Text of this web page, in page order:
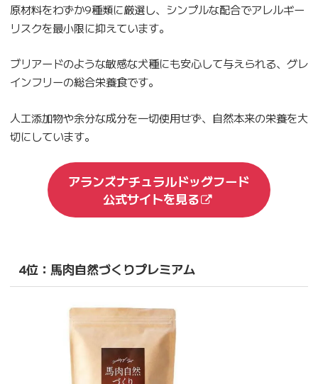
原材料をわずか9種類に厳選し、シンプルな配合でアレルギー
リスクを最小限に抑えています。
ブリアードのような敏感な犬種にも安心して与えられる、グレ
インフリーの総合栄養食です。
人工添加物や余分な成分を一切使用せず、自然本来の栄養を大
切にしています。
アランズナチュラルドッグフード
公式サイトを見る
4位：馬肉自然づくりプレミアム